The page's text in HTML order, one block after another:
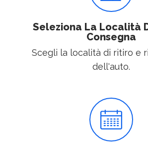
Seleziona La Località
Consegna
Scegli la località di ritiro e
dell'auto.